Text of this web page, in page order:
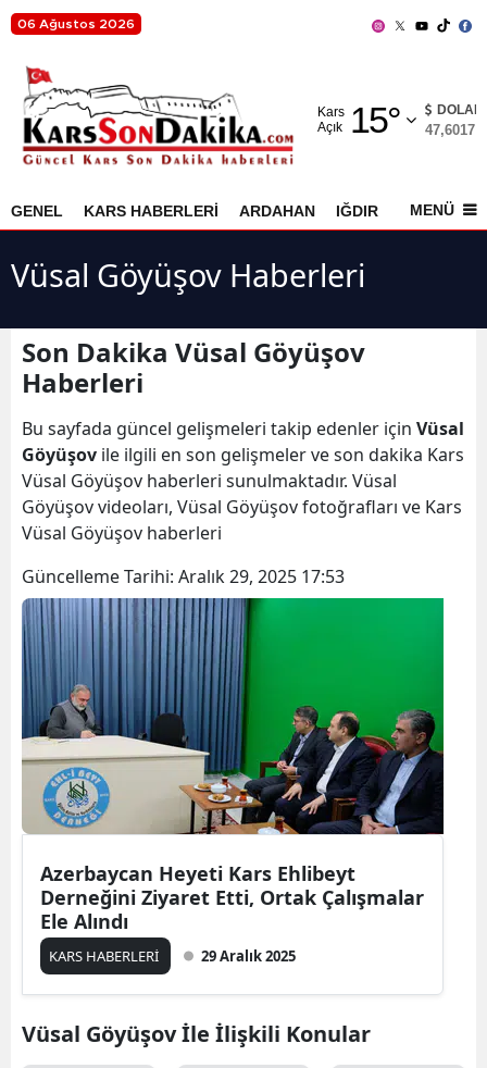
06 Ağustos 2026
Kars
Açık
15°
Adıyaman
Ağrı
Ankara
Antalya
Aydın
Balıkesir
Bilecik
Bitlis
Bursa
Çanakkale
Çankırı
Çorum
Denizli
Edirne
Elazığ
DOLAR
47,6017
GENEL KARS HABERLERİ ARDAHAN IĞDIR AKYAKA
MENÜ
Vüsal Göyüşov Haberleri
Son Dakika Vüsal Göyüşov
Haberleri
Bu sayfada güncel gelişmeleri takip edenler için Vüsal
Göyüşov ile ilgili en son gelişmeler ve son dakika Kars
Vüsal Göyüşov haberleri sunulmaktadır. Vüsal
Göyüşov videoları, Vüsal Göyüşov fotoğrafları ve Kars
Vüsal Göyüşov haberleri
Güncelleme Tarihi: Aralık 29, 2025 17:53
Azerbaycan Heyeti Kars Ehlibeyt
Derneğini Ziyaret Etti, Ortak Çalışmalar
Ele Alındı
KARS HABERLERİ 29 Aralık 2025
Vüsal Göyüşov İle İlişkili Konular